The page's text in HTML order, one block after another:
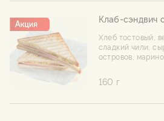
Клаб-сэндвич
Хлеб тостовый,
сладкий чили,
островов,
160 г